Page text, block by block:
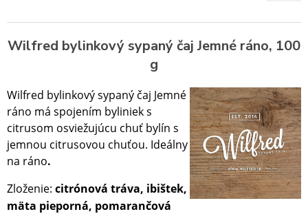
Wilfred bylinkový sypaný čaj Jemné ráno, 100
g
Wilfred bylinkový sypaný čaj Jemné
ráno má spojením byliniek s
citrusom osviežujúcu chuť bylín s
jemnou citrusovou chuťou. Ideálny
na ráno.
Zloženie: citrónová tráva, ibištek,
mäta pieporná, pomarančová